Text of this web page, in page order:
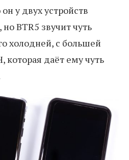
у двух устройств
BTR5 звучит чуть
холодней, с большей
которая даёт ему чуть